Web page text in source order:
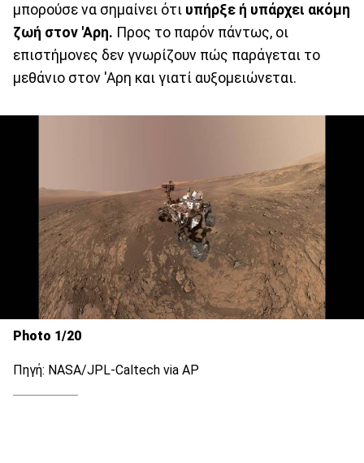
μπορούσε να σημαίνει ότι υπήρξε ή υπάρχει ακόμη
ζωή στον 'Αρη. Προς το παρόν πάντως, οι
επιστήμονες δεν γνωρίζουν πώς παράγεται το
μεθάνιο στον 'Αρη και γιατί αυξομειώνεται.
Photo 1/20
Πηγή: NASA/JPL-Caltech via AP